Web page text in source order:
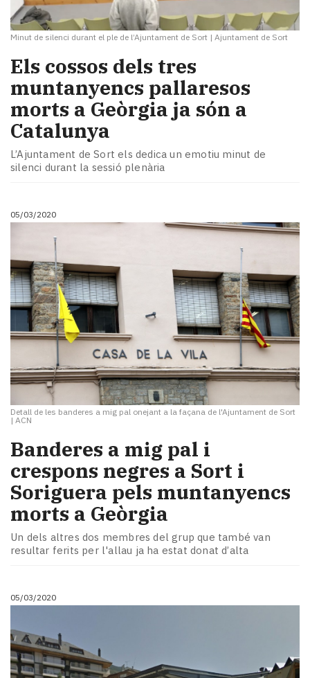
Minut de silenci durant el ple de l’Ajuntament de Sort | Ajuntament de Sort
Els cossos dels tres
muntanyencs pallaresos
morts a Geòrgia ja són a
Catalunya
L’Ajuntament de Sort els dedica un emotiu minut de
silenci durant la sessió plenària
05/03/2020
Detall de les banderes a mig pal onejant a la façana de l'Ajuntament de Sort
| ACN
Banderes a mig pal i
crespons negres a Sort i
Soriguera pels muntanyencs
morts a Geòrgia
Un dels altres dos membres del grup que també van
resultar ferits per l'allau ja ha estat donat d’alta
05/03/2020